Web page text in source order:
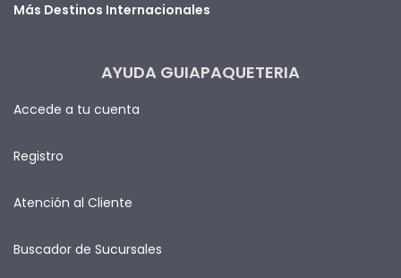
Más Destinos Internacionales
AYUDA GUIAPAQUETERIA
Accede a tu cuenta
Registro
Atención al Cliente
Buscador de Sucursales